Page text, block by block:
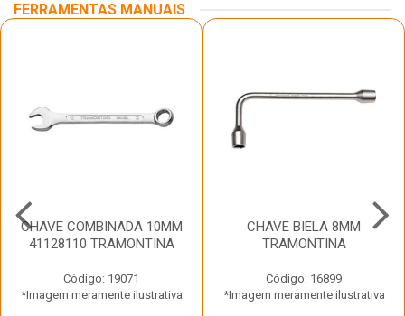
FERRAMENTAS MANUAIS
CHAVE COMBINADA 10MM
41128110 TRAMONTINA
Código: 19071
*Imagem meramente ilustrativa
CHAVE BIELA 8MM
TRAMONTINA
Código: 16899
*Imagem meramente ilustrativa